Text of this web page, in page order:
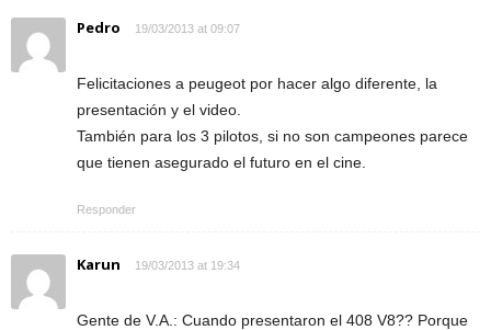
Pedro 19/03/2013 at 09:07
Felicitaciones a peugeot por hacer algo diferente, la
presentación y el video.
También para los 3 pilotos, si no son campeones parece
que tienen asegurado el futuro en el cine.
Responder
Karun 19/03/2013 at 19:34
Gente de V.A.: Cuando presentaron el 408 V8?? Porque